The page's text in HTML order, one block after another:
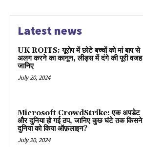
Latest news
UK ROITS: यूरोप में छोटे बच्चों को मां बाप से
अलग करने का कानून, लीड्स में दंगे की पूरी वजह
जानिए
July 20, 2024
Microsoft CrowdStrike: एक अपडेट
और दुनिया हो गई ठप, जानिए कुछ घंटे तक किसने
दुनिया को किया ऑफ़लाइन?
July 20, 2024